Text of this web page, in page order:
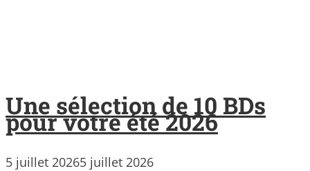
Une sélection de 10 BDs
pour votre été 2026
5 juillet 20265 juillet 2026